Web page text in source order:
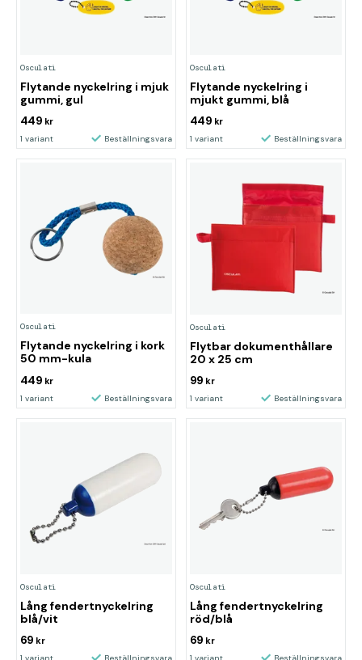
Osculati
Flytande nyckelring i mjuk
gummi, gul
449 kr
1 variant Beställningsvara
Osculati
Flytande nyckelring i
mjukt gummi, blå
449 kr
1 variant Beställningsvara
Osculati
Flytande nyckelring i kork
50 mm-kula
449 kr
1 variant Beställningsvara
Osculati
Flytbar dokumenthållare
20 x 25 cm
99 kr
1 variant Beställningsvara
Osculati
Lång fendertnyckelring
blå/vit
69 kr
1 variant Beställningsvara
Osculati
Lång fendertnyckelring
röd/blå
69 kr
1 variant Beställningsvara